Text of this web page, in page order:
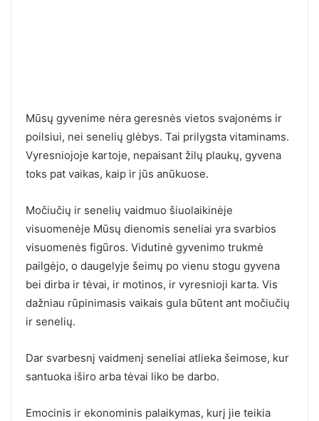
Mūsų gyvenime nėra geresnės vietos svajonėms ir
poilsiui, nei senelių glėbys. Tai prilygsta vitaminams.
Vyresniojoje kartoje, nepaisant žilų plaukų, gyvena
toks pat vaikas, kaip ir jūs anūkuose.
Močiučių ir senelių vaidmuo šiuolaikinėje
visuomenėje Mūsų dienomis seneliai yra svarbios
visuomenės figūros. Vidutinė gyvenimo trukmė
pailgėjo, o daugelyje šeimų po vienu stogu gyvena
bei dirba ir tėvai, ir motinos, ir vyresnioji karta. Vis
dažniau rūpinimasis vaikais gula būtent ant močiučių
ir senelių.
Dar svarbesnį vaidmenį seneliai atlieka šeimose, kur
santuoka iširo arba tėvai liko be darbo.
Emocinis ir ekonominis palaikymas, kurį jie teikia